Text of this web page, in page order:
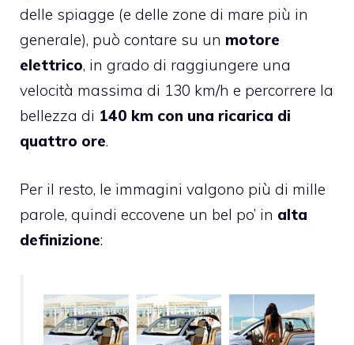
delle spiagge (e delle zone di mare più in
generale), può contare su un motore
elettrico, in grado di raggiungere una
velocità massima di 130 km/h e percorrere la
bellezza di 140 km con una ricarica di
quattro ore.
Per il resto, le immagini valgono più di mille
parole, quindi eccovene un bel po’ in alta
definizione: